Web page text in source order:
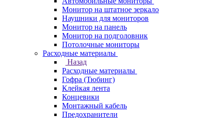
Монитор на штатное зеркало
Наушники для мониторов
Монитор на панель
Монитор на подголовник
Потолочные мониторы
Расходные материалы
Назад
Расходные материалы
Гофра (Тюбинг)
Клейкая лента
Концевики
Монтажный кабель
Предохранители